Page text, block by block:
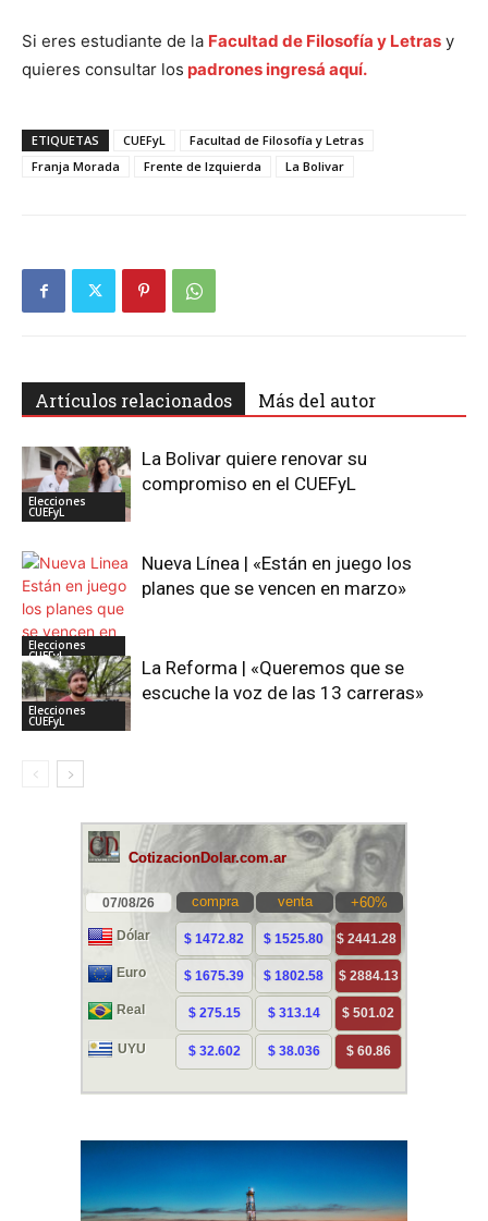
Si eres estudiante de la Facultad de Filosofía y Letras y
quieres consultar los padrones ingresá aquí.
ETIQUETAS CUEFyL
Facultad de Filosofía y Letras
Franja Morada
Frente de Izquierda La Bolivar
Artículos relacionados Más del autor
Elecciones
CUEFyL
La Bolivar quiere renovar su
compromiso en el CUEFyL
Elecciones
CUEFyL
Nueva Línea | «Están en juego los
planes que se vencen en marzo»
Elecciones
CUEFyL
La Reforma | «Queremos que se
escuche la voz de las 13 carreras»